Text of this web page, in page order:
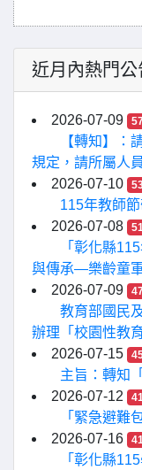
近月內熱門公
2026-07-09
【轉知】：
規定，請所屬人
2026-07-10
115年教師
2026-07-08
「彰化縣
與傳承—樂齡童
2026-07-09
教育部國民
辦理「校園性教
2026-07-15
主旨：轉知
2026-07-12
「緊急避難
2026-07-16
「彰化縣